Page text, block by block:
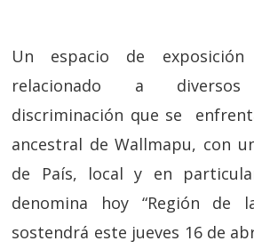
Un espacio de exposición
relacionado a
discriminación que se
ancestral de Wallmapu, con
de País, local y en
denomina hoy “Región de
sostendrá este jueves 16 de